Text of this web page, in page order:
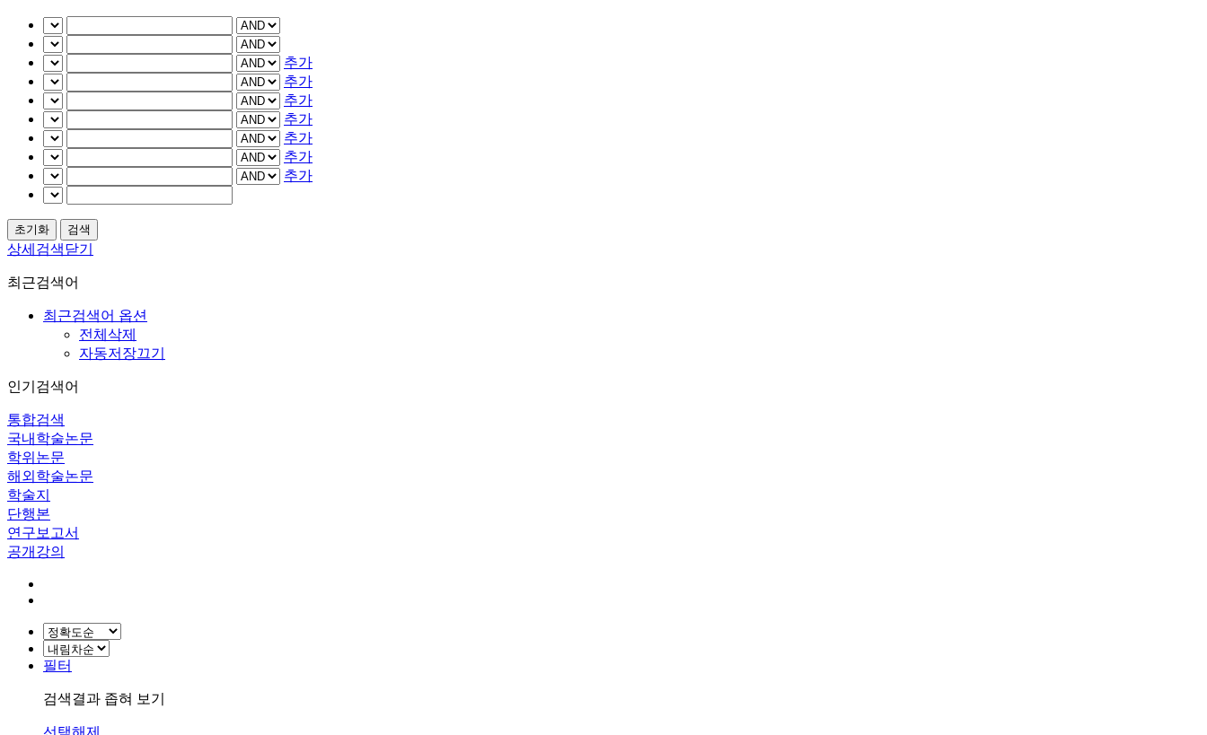
추가
추가
추가
추가
추가
추가
추가
상세검색닫기
최근검색어
최근검색어 옵션
전체삭제
자동저장끄기
인기검색어
통합검색
국내학술논문
학위논문
해외학술논문
학술지
단행본
연구보고서
공개강의
필터
검색결과 좁혀 보기
선택해제